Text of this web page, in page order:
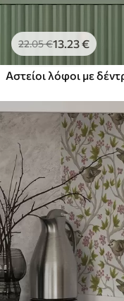
22.05€13.23€
Αστείοι λόφοι με